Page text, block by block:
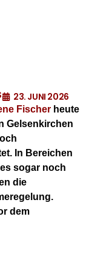
23. JUNI 2026
Fischer heute
Gelsenkirchen
In Bereichen
sogar noch
die
dem